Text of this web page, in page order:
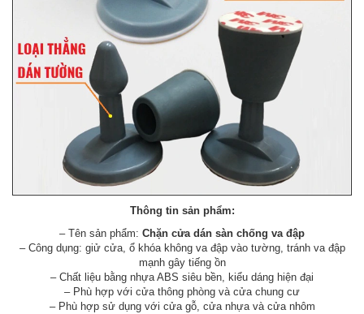
Thông tin sản phẩm:
– Tên sản phẩm: Chặn cửa dán sàn chống va đập
– Công dụng: giử cửa, ổ khóa không va đập vào tường, tránh va đập
mạnh gây tiếng ồn
– Chất liệu bằng nhựa ABS siêu bền, kiểu dáng hiện đại
– Phù hợp với cửa thông phòng và cửa chung cư
– Phù hợp sử dụng với cửa gỗ, cửa nhựa và cửa nhôm